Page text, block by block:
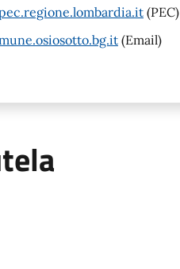
(PEC)
(Email)